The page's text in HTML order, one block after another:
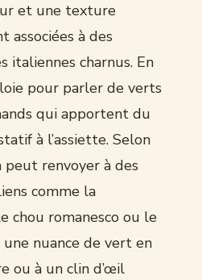
et une texture
associées à des
italiennes charnus. En
pour parler de verts
qui apportent du
à l’assiette. Selon
peut renvoyer à des
comme la
chou romanesco ou le
une nuance de vert en
ou à un clin d’œil